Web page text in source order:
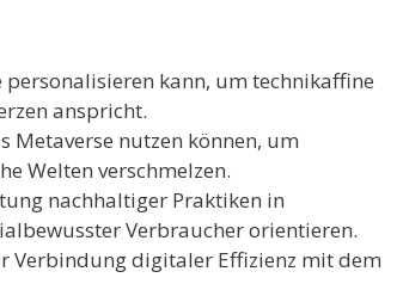
personalisieren kann, um technikaffine
anspricht.
Metaverse nutzen können, um
Welten verschmelzen.
nachhaltiger Praktiken in
Verbraucher orientieren.
Verbindung digitaler Effizienz mit dem